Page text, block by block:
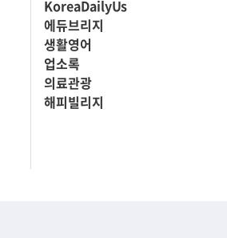
KoreaDailyUs
에듀브리지
생활영어
업소록
의료관광
해피빌리지